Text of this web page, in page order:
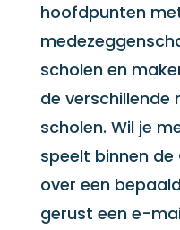
hoofdpunten
scholen en
de verschillende
scholen. Wil je
speelt binnen de
over een
gerust een e-